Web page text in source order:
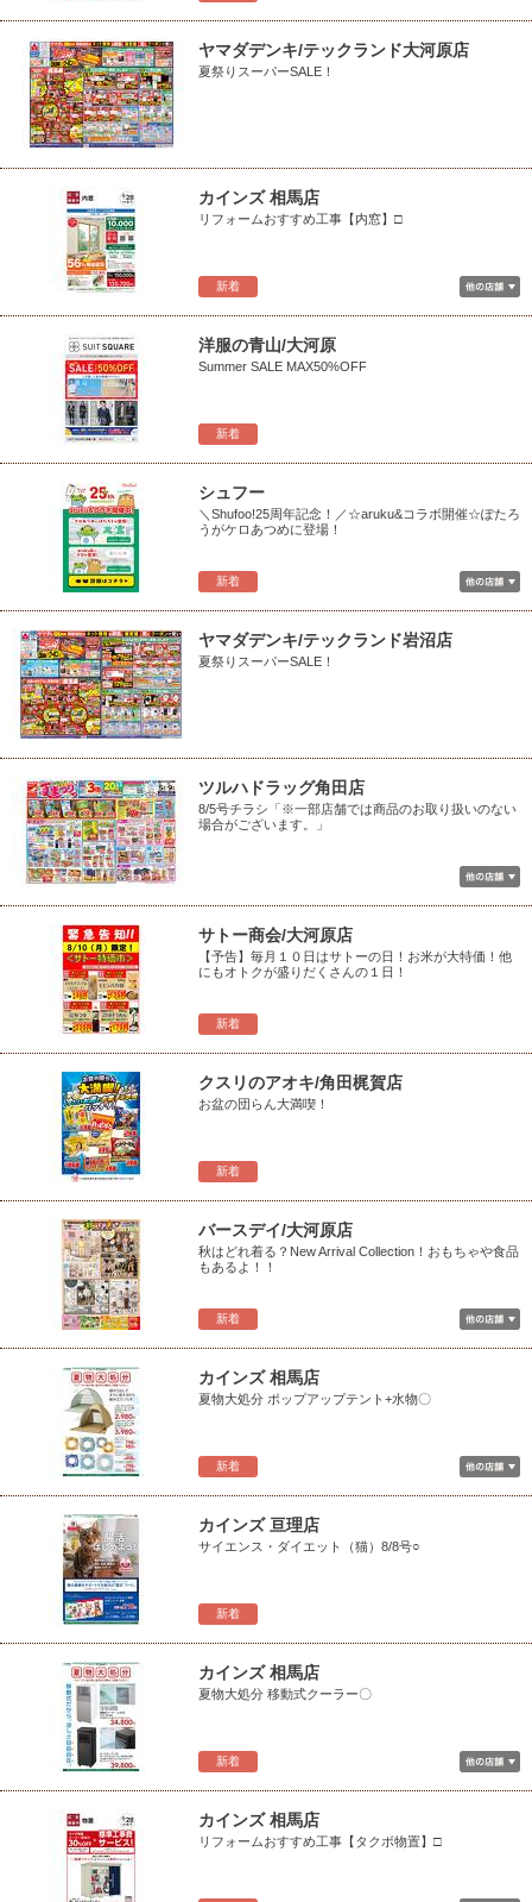
ヤマダデンキ/テックランド大河原店
夏祭りスーパーSALE！
新着
カインズ 相馬店
リフォームおすすめ工事【内窓】□
新着
洋服の青山/大河原
Summer SALE MAX50%OFF
新着
シュフー
＼Shufoo!25周年記念！／☆aruku&コラボ開催☆ぽたろ
うがケロあつめに登場！
ヤマダデンキ/テックランド岩沼店
夏祭りスーパーSALE！
ツルハドラッグ角田店
8/5号チラシ「※一部店舗では商品のお取り扱いのない
場合がございます。」
新着
サトー商会/大河原店
【予告】毎月１０日はサトーの日！お米が大特価！他
にもオトクが盛りだくさんの１日！
新着
クスリのアオキ/角田梶賀店
お盆の団らん大満喫！
新着
バースデイ/大河原店
秋はどれ着る？New Arrival Collection！おもちゃや食品
もあるよ！！
新着
カインズ 相馬店
夏物大処分 ポップアップテント+水物〇
新着
カインズ 亘理店
サイエンス・ダイエット（猫）8/8号○
新着
カインズ 相馬店
夏物大処分 移動式クーラー〇
カインズ 相馬店
リフォームおすすめ工事【タクボ物置】□